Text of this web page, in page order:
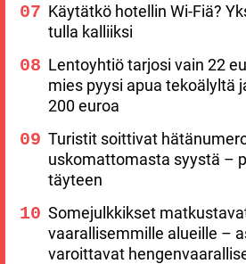
Käytätkö hotellin Wi-Fiä?
tulla kalliiksi
Lentoyhtiö tarjosi vain 22
mies pyysi apua tekoälyltä
200 euroa
Turistit soittivat
uskomattomasta syystä –
täyteen
Somejulkkikset
vaarallisemmille alueille –
varoittavat